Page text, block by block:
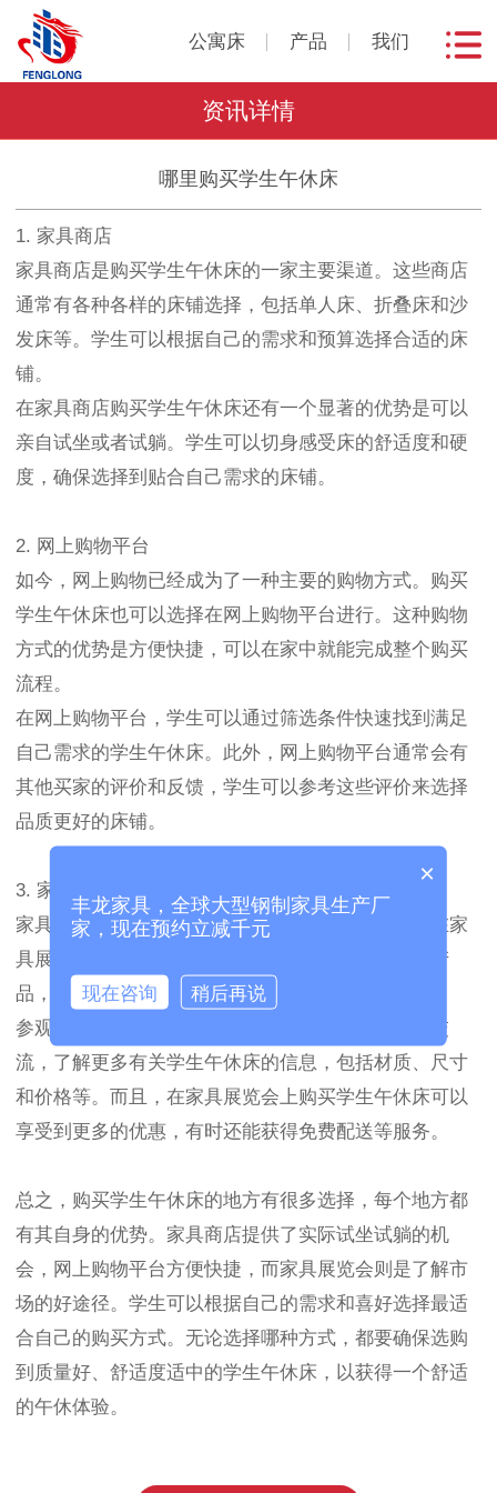
公寓床 产品 我们
资讯详情
哪里购买学生午休床
1. 家具商店
家具商店是购买学生午休床的一家主要渠道。这些商店
通常有各种各样的床铺选择，包括单人床、折叠床和沙
发床等。学生可以根据自己的需求和预算选择合适的床
铺。
在家具商店购买学生午休床还有一个显著的优势是可以
亲自试坐或者试躺。学生可以切身感受床的舒适度和硬
度，确保选择到贴合自己需求的床铺。
2. 网上购物平台
如今，网上购物已经成为了一种主要的购物方式。购买
学生午休床也可以选择在网上购物平台进行。这种购物
方式的优势是方便快捷，可以在家中就能完成整个购买
流程。
在网上购物平台，学生可以通过筛选条件快速找到满足
自己需求的学生午休床。此外，网上购物平台通常会有
其他买家的评价和反馈，学生可以参考这些评价来选择
品质更好的床铺。
3. 家具展览会
家具展览会是一种了解学生午休床市场的好方式。在家
具展览会上，众多家具商家会集中展示他们最新的产
品，并提供各种优惠和折扣。
参观家具展览会可以帮助学生直接与家具商家沟通交
流，了解更多有关学生午休床的信息，包括材质、尺寸
和价格等。而且，在家具展览会上购买学生午休床可以
享受到更多的优惠，有时还能获得免费配送等服务。
总之，购买学生午休床的地方有很多选择，每个地方都
有其自身的优势。家具商店提供了实际试坐试躺的机
会，网上购物平台方便快捷，而家具展览会则是了解市
场的好途径。学生可以根据自己的需求和喜好选择最适
合自己的购买方式。无论选择哪种方式，都要确保选购
到质量好、舒适度适中的学生午休床，以获得一个舒适
的午休体验。
×
丰龙家具，全球大型钢制家具生产厂
家，现在预约立减千元
现在咨询 稍后再说